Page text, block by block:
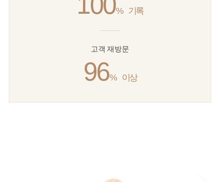
% 기록
고객 재방문
96% 이상